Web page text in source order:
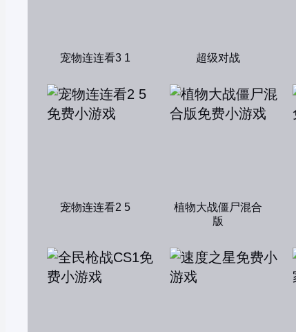
宠物连连看3 1 超级对战
宠物连连看2 5
植物大战僵尸混合
版